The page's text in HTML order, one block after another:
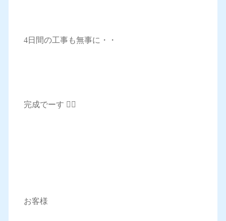
4日間の工事も無事に・・
完成でーす 🙋‍♀️
お客様